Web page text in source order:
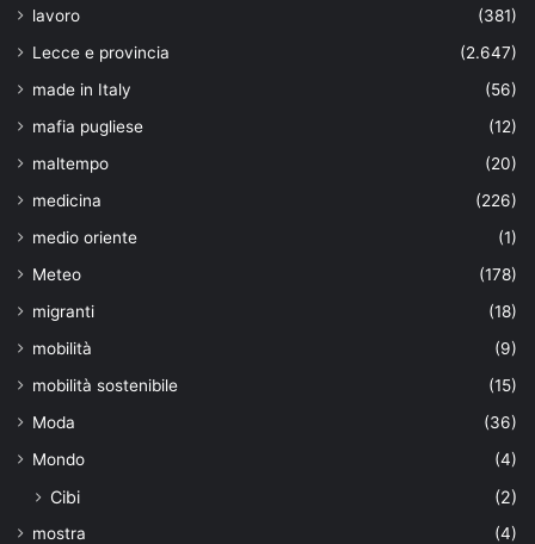
lavoro
(381)
Lecce e provincia
(2.647)
made in Italy
(56)
mafia pugliese
(12)
maltempo
(20)
medicina
(226)
medio oriente
(1)
Meteo
(178)
migranti
(18)
mobilità
(9)
mobilità sostenibile
(15)
Moda
(36)
Mondo
(4)
Cibi (2)
mostra
(4)